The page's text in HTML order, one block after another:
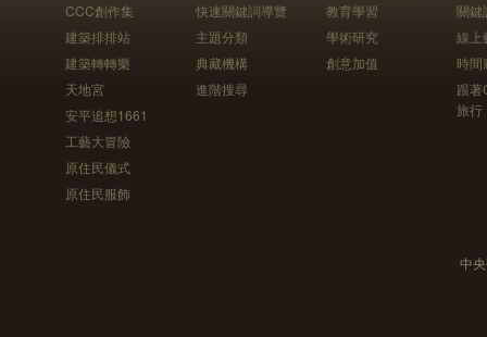
CCC創作集
建築排排站
建築轉轉樂
天地宮
安平追想1661
工藝大冒險
原住民儀式
原住民服飾
快速關鍵詞導覽
主題分類
典藏機構
進階搜尋
教育學習
學術研究
創意加值
關鍵
線上
時間
跟
旅行
中